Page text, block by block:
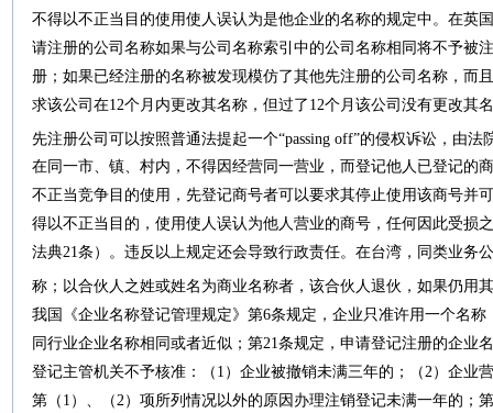
不得以不正当目的使用使人误认为是他企业的名称的规定中。在英
请注册的公司名称如果与公司名称索引中的公司名称相同将不予被
册；如果已经注册的名称被发现模仿了其他先注册的公司名称，而
求该公司在12个月内更改其名称，但过了12个月该公司没有更改其
先注册公司可以按照普通法提起一个“passing off”的侵权诉讼，由
在同一市、镇、村内，不得因经营同一营业，而登记他人已登记的
不正当竞争目的使用，先登记商号者可以要求其停止使用该商号并
得以不正当目的，使用使人误认为他人营业的商号，任何因此受损
法典21条）。违反以上规定还会导致行政责任。在台湾，同类业务
称；以合伙人之姓或姓名为商业名称者，该合伙人退伙，如果仍用
我国《企业名称登记管理规定》第6条规定，企业只准许用一个名
同行业企业名称相同或者近似；第21条规定，申请登记注册的企业
登记主管机关不予核准：（1）企业被撤销未满三年的；（2）企业
第（1）、（2）项所列情况以外的原因办理注销登记未满一年的；